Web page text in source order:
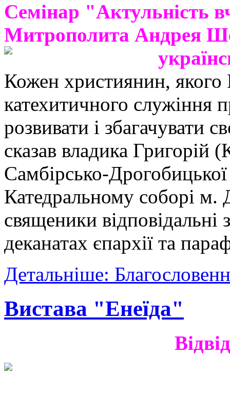
Семінар "Актульність
Митрополита Андрея
Кожен християнин, якого
катехитичного служіння
розвивати і збагачувати
сказав владика Григорій
Самбірсько-Дрогобицької
Катедральному соборі м.
священики відповідальні
деканатах єпархії та
Детальніше:
Вистава "Енеїда"